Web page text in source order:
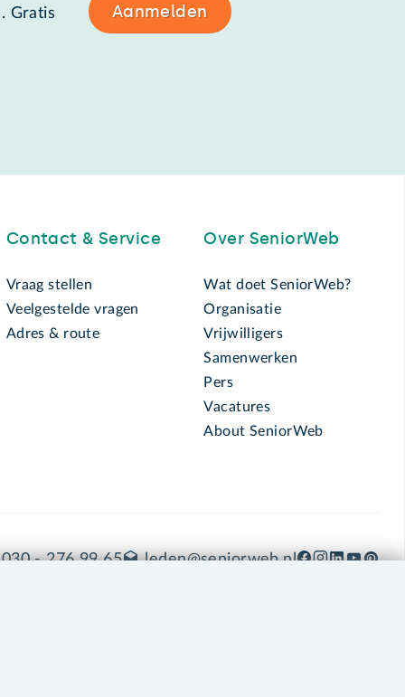
Gratis Aanmelden
Contact & Service
Vraag stellen
Veelgestelde vragen
Adres & route
Over SeniorWeb
Wat doet SeniorWeb?
Organisatie
Vrijwilligers
Samenwerken
Pers
Vacatures
About SeniorWeb
030 - 276 99 65 leden@seniorweb.nl